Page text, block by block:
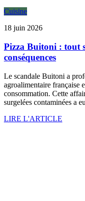
Cuisine
18 juin 2026
Pizza Buitoni : tout
conséquences
Le scandale Buitoni a
agroalimentaire française
consommation. Cette
surgelées contaminées a
LIRE L'ARTICLE